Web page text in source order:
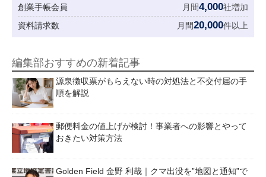
創業手帳会員
月間4,000社増加
資料請求数
月間20,000件以上
編集部おすすめの新着記事
源泉徴収票がもらえない時の対処法と不交付届の手
順を解説
郵便料金の値上げが検討！事業者への影響とやって
おきたい対策方法
Golden Field 金野 利哉｜クマ出没を”地図と通知”で